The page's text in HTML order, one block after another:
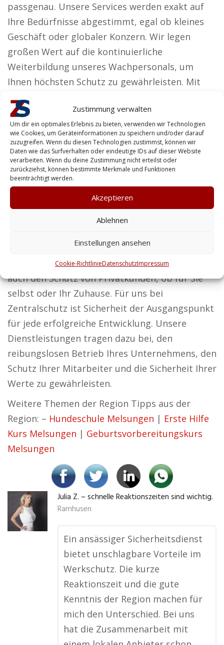
Zustimmung verwalten
Um dir ein optimales Erlebnis zu bieten, verwenden wir Technologien
wie Cookies, um Geräteinformationen zu speichern und/oder darauf
zuzugreifen. Wenn du diesen Technologien zustimmst, können wir
Daten wie das Surfverhalten oder eindeutige IDs auf dieser Website
verarbeiten. Wenn du deine Zustimmung nicht erteilst oder
zurückziehst, können bestimmte Merkmale und Funktionen
beeinträchtigt werden.
Akzeptieren
Ablehnen
Einstellungen ansehen
Cookie-RichtlinieDatenschutzImpressum
passgenau. Unsere Services werden exakt auf
Ihre Bedürfnisse abgestimmt, egal ob kleines
Geschäft oder globaler Konzern. Wir legen
großen Wert auf die kontinuierliche
Weiterbildung unseres Wachpersonals, um
Ihnen höchsten Schutz zu gewährleisten. Mit
präventiven Maßnahmen verhindern wir
Diebstahl, Vandalismus und Schäden an
Sachwerten. –Hundeschule Melsungen|Erste
Hilfe Kurs Melsungen|Geburtsvorbereitung
Melsungen
Vorteile für Privatpersonen nahe
Melsungen
Lieschen aus Melsungen meint:
Unsere Sicherheitsdienstleistungen umfassen
auch den Schutz von Privatkunden, ob für Sie
selbst oder Ihr Zuhause. Für uns bei
Zentralschutz ist Sicherheit der Ausgangspunkt
für jede erfolgreiche Entwicklung. Unsere
Dienstleistungen tragen dazu bei, den
reibungslosen Betrieb Ihres Unternehmens, den
Schutz Ihrer Mitarbeiter und die Sicherheit Ihrer
Werte zu gewährleisten.
Weitere Themen der Region Tipps aus der
Region: – Hundeschule Melsungen | Erste Hilfe
Kurs Melsungen | Geburtsvorbereitungskurs
Melsungen
Julia Z. – schnelle Reaktionszeiten sind wichtig.
Ramhusen
Ein ansässiger Sicherheitsdienst
bietet unschlagbare Vorteile im
Werkschutz. Die kurze
Reaktionszeit und die gute
Kenntnis der Region machen für
mich den Unterschied. Bei uns
hat die Zusammenarbeit mit